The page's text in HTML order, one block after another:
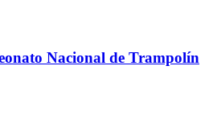
Nacional de Trampolín